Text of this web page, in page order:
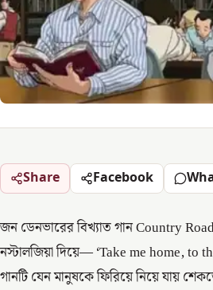
Share Facebook
জন ডেনভারের বিখ্যাত গান Country
নস্টালজিয়া দিয়ে— ‘Take me home, to
গানটি যেন মানুষকে ফিরিয়ে নিয়ে যায়